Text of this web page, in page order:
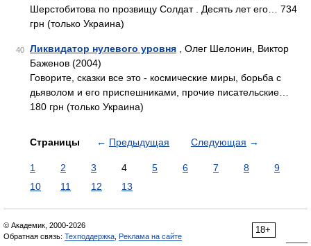
Шерстобитова по прозвищу Солдат . Десять лет его… 734
грн (только Украина)
40 Ликвидатор нулевого уровня , Олег Шелонин, Виктор
Баженов (2004)
Говорите, сказки все это - космические миры, борьба с
дьяволом и его приспешниками, прочие писательские…
180 грн (только Украина)
Страницы ← Предыдущая Следующая →
1 2 3 4 5 6 7 8
9
10
11 12 13
18+
© Академик, 2000-2026
Обратная связь: Техподдержка Реклама на сайте